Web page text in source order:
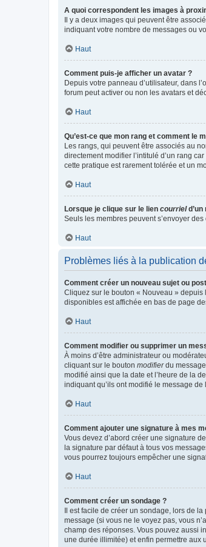
A quoi correspondent les images à
Il y a deux images qui peuvent être
indiquant votre nombre de messages ou
Haut
Comment puis-je afficher un avatar ?
Depuis votre panneau d’utilisateur, dans
forum peut activer ou non les avatars et
Haut
Qu’est-ce que mon rang et comment le
Les rangs, qui peuvent être associés au
directement modifier l’intitulé d’un rang
cette pratique est rarement tolérée et un
Haut
Lorsque je clique sur le lien courrield’un
Seuls les membres peuvent s’envoyer
Haut
Problèmes liés à la publication
Comment créer un nouveau sujet ou
Cliquez sur le bouton « Nouveau » depuis
disponibles est affichée en bas de page
Haut
Comment modifier ou supprimer un
À moins d’être administrateur ou
cliquant sur le bouton modifierdu message
modifié ainsi que la date et l’heure de la
indiquant qu’ils ont modifié le message
Haut
Comment ajouter une signature à mes
Vous devez d’abord créer une signature
la signature par défaut à tous vos
vous pourrez toujours empêcher une
Haut
Comment créer un sondage ?
Il est facile de créer un sondage, lors de
message (si vous ne le voyez pas, vous
champ des réponses. Vous pouvez aussi
une durée illimitée) et enfin permettre aux